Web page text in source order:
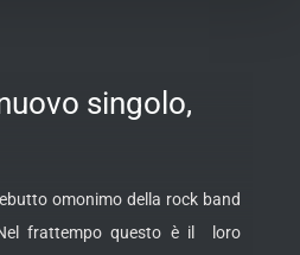
singolo,
omonimo della rock band
frattempo questo è il loro